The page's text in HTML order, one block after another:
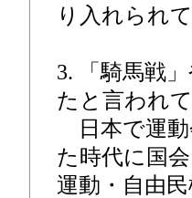
り入れられ
3. 「騎馬戦
たと言われ
日本で運動
た時代に国
運動・自由